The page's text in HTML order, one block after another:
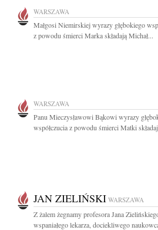
WARSZAWA
Małgosi Niemirskiej wyrazy głębokiego
z powodu śmierci Marka składają Michał...
WARSZAWA
Panu Mieczysławowi Bąkowi wyrazy
współczucia z powodu śmierci Matki
JAN ZIELIŃSKI WARSZAWA
Z żalem żegnamy profesora Jana
wspaniałego lekarza, dociekliwego